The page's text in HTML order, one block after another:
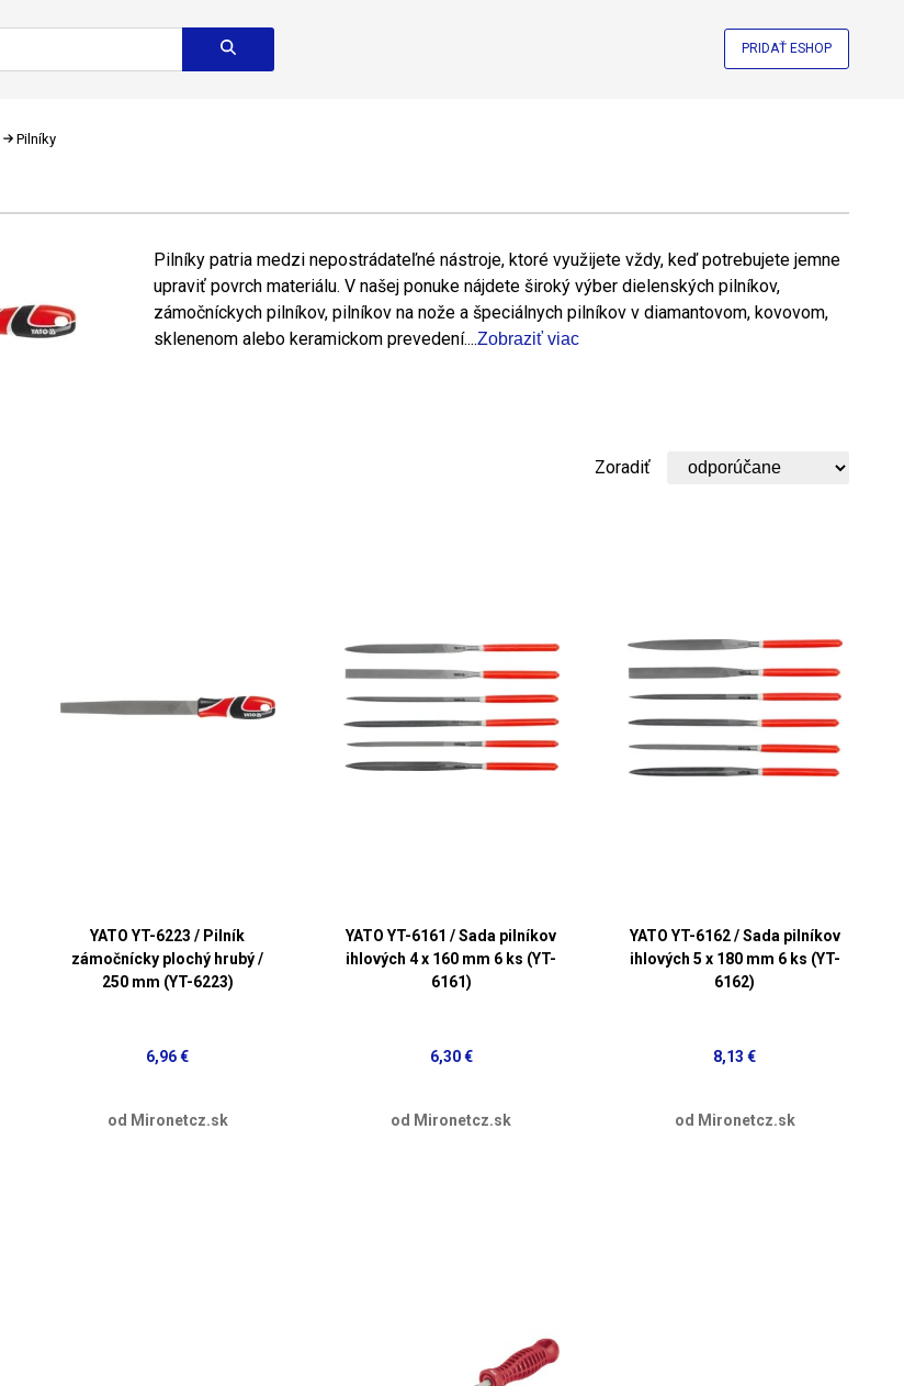
PRIDAŤ ESHOP
Pilníky
Pilníky patria medzi nepostrádateľné nástroje, ktoré využijete vždy, keď potrebujete jemne
upraviť povrch materiálu. V našej ponuke nájdete široký výber dielenských pilníkov,
zámočníckych pilníkov, pilníkov na nože a špeciálnych pilníkov v diamantovom, kovovom,
sklenenom alebo keramickom prevedení....Zobraziť viac
Zoradiť
YATO YT-6223 / Pilník
zámočnícky plochý hrubý /
250 mm (YT-6223)
6,96 €
od Mironetcz.sk
YATO YT-6161 / Sada pilníkov
ihlových 4 x 160 mm 6 ks (YT-
6161)
6,30 €
od Mironetcz.sk
YATO YT-6162 / Sada pilníkov
ihlových 5 x 180 mm 6 ks (YT-
6162)
8,13 €
od Mironetcz.sk